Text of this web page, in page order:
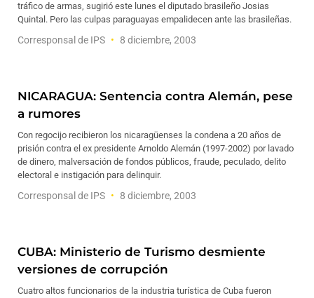
tráfico de armas, sugirió este lunes el diputado brasileño Josias
Quintal. Pero las culpas paraguayas empalidecen ante las brasileñas.
Corresponsal de IPS 8 diciembre, 2003
NICARAGUA: Sentencia contra Alemán, pese
a rumores
Con regocijo recibieron los nicaragüenses la condena a 20 años de
prisión contra el ex presidente Arnoldo Alemán (1997-2002) por lavado
de dinero, malversación de fondos públicos, fraude, peculado, delito
electoral e instigación para delinquir.
Corresponsal de IPS 8 diciembre, 2003
CUBA: Ministerio de Turismo desmiente
versiones de corrupción
Cuatro altos funcionarios de la industria turística de Cuba fueron